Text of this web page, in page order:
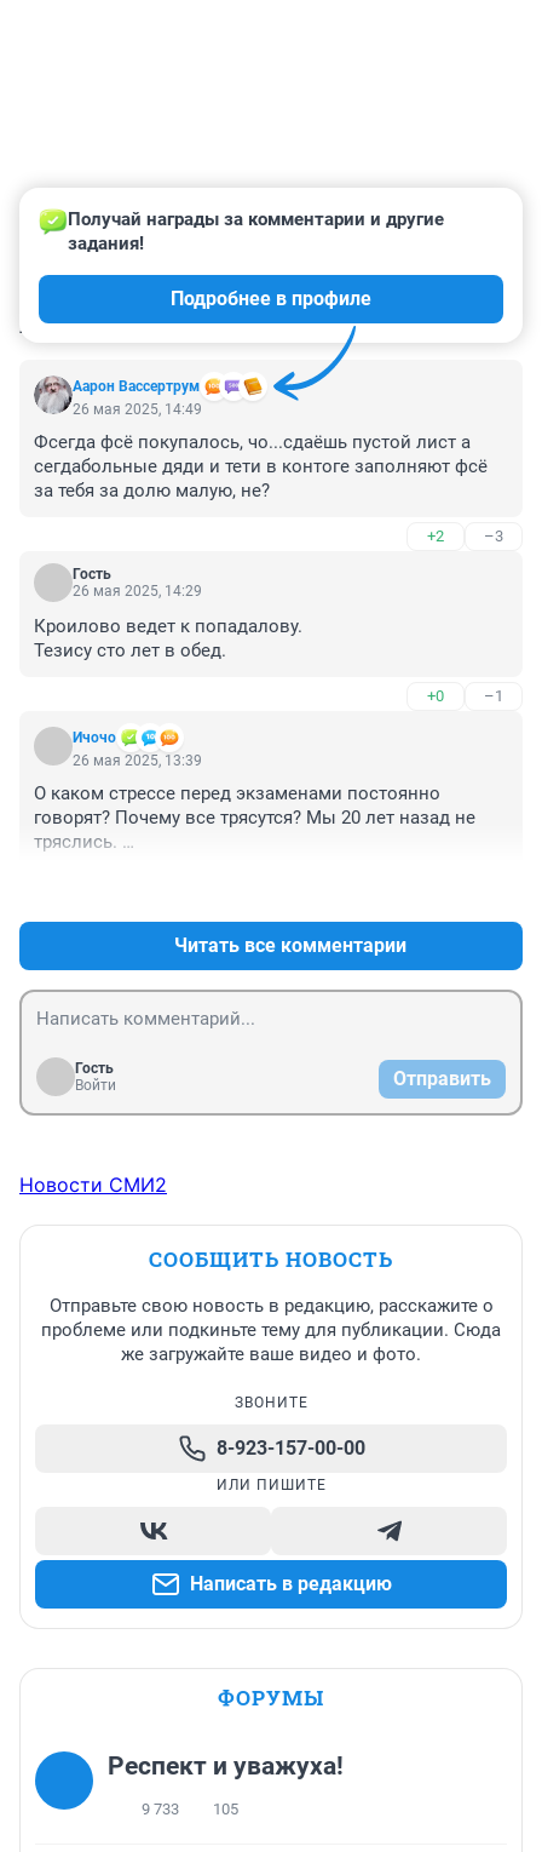
КОММЕНТАРИИ 12
Аарон Вассертрум
Получай награды за комментарии и другие
задания!
Подробнее в профиле
26 мая 2025, 14:49
Фсегда фсё покупалось, чо...сдаёшь пустой лист а
сегдабольные дяди и тети в контоге заполняют фсё
за тебя за долю малую, не?
+2 –3
Гость
26 мая 2025, 14:29
Кроилово ведет к попадалову.
Тезису сто лет в обед.
+0 –1
Ичочо
26 мая 2025, 13:39
О каком стрессе перед экзаменами постоянно
говорят? Почему все трясутся? Мы 20 лет назад не
тряслись.
Читать все комментарии
Гость
Войти
Отправить
Новости СМИ2
СООБЩИТЬ НОВОСТЬ
Отправьте свою новость в редакцию, расскажите о
проблеме или подкиньте тему для публикации. Сюда
же загружайте ваше видео и фото.
ЗВОНИТЕ
8-923-157-00-00
ИЛИ ПИШИТЕ
Написать в редакцию
ФОРУМЫ
Респект и уважуха!
9 733 105